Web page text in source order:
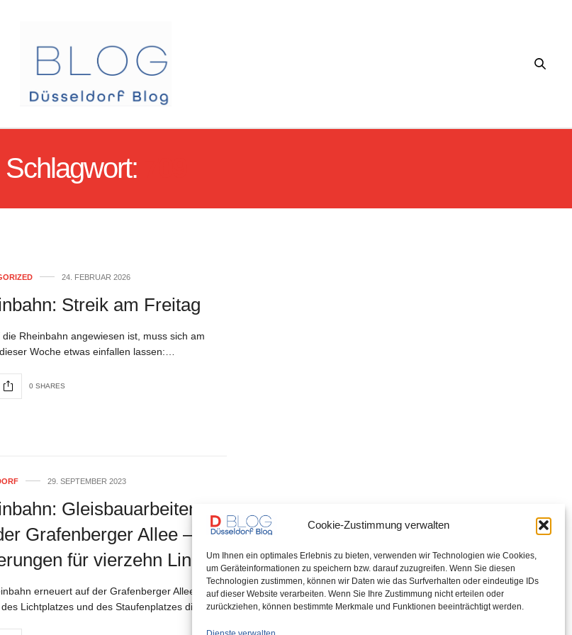
Cookie-Zustimmung verwalten
Um Ihnen ein optimales Erlebnis zu bieten, verwenden wir Technologien wie Cookies,
um Geräteinformationen zu speichern bzw. darauf zuzugreifen. Wenn Sie diesen
Technologien zustimmen, können wir Daten wie das Surfverhalten oder eindeutige IDs
auf dieser Website verarbeiten. Wenn Sie Ihre Zustimmung nicht erteilen oder
zurückziehen, können bestimmte Merkmale und Funktionen beeinträchtigt werden.
Schlagwort:
24. FEBRUAR 2026
Streik am Freitag
die Rheinbahn angewiesen ist, muss sich am
Woche etwas einfallen lassen:…
0 SHARES
29. SEPTEMBER 2023
Gleisbauarbeiten
Grafenberger Allee –
für vierzehn Linien
erneuert auf der Grafenberger Allee im
des Lichtplatzes und des Staufenplatzes die…